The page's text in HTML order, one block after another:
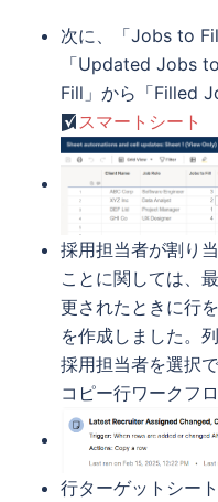
次に、「Jobs to
「Updated Jobs
Fill」から「Filled
スマートシート
採用担当者が割り
ことに関しては、
更されたときに行
を作成しました。
採用担当者を選択で
コピー行ワークフ
行ターゲットシー